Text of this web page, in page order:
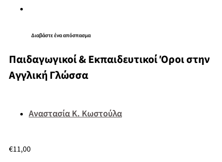
Διαβάστε ένα απόσπασμα
Παιδαγωγικοί & Εκπαιδευτικοί Όροι στην
Αγγλική Γλώσσα
Αναστασία Κ. Κωστούλα
€11,00